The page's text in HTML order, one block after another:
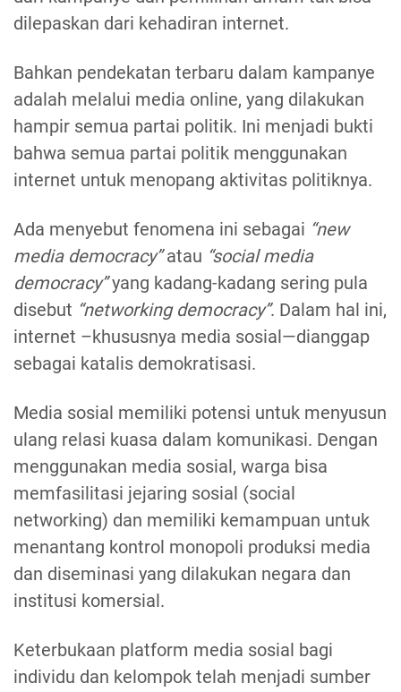
dilepaskan dari kehadiran internet.
Bahkan pendekatan terbaru dalam kampanye
adalah melalui media online, yang dilakukan
hampir semua partai politik. Ini menjadi bukti
bahwa semua partai politik menggunakan
internet untuk menopang aktivitas politiknya.
Ada menyebut fenomena ini sebagai “new
media democracy”atau “social media
democracy”yang kadang-kadang sering pula
disebut “networking democracy”. Dalam hal ini,
internet –khususnya media sosial—dianggap
sebagai katalis demokratisasi.
Media sosial memiliki potensi untuk menyusun
ulang relasi kuasa dalam komunikasi. Dengan
menggunakan media sosial, warga bisa
memfasilitasi jejaring sosial (social
networking) dan memiliki kemampuan untuk
menantang kontrol monopoli produksi media
dan diseminasi yang dilakukan negara dan
institusi komersial.
Keterbukaan platform media sosial bagi
individu dan kelompok telah menjadi sumber